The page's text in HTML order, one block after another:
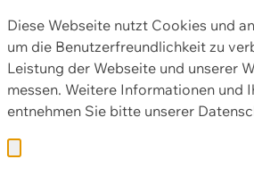
Diese Webseite nutzt Cookies und
um die Benutzerfreundlichkeit zu
Leistung der Webseite und unserer
messen. Weitere Informationen und
entnehmen Sie bitte unserer